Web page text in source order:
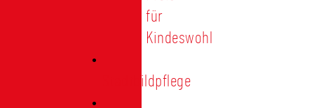
für
Kindeswohl
Stadtbildpflege